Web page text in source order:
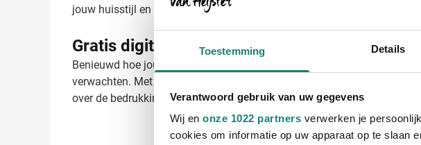
Toestemming Details
Verantwoord gebruik van uw gegevens
Wij en onze 1022 partners verwerken je
cookies om informatie op uw apparaat op te slaan
jouw huisstijl en een professionele uitstraling heeft.
Gratis digitaal voorbeeld van je bedrukte
Benieuwd hoe jouw logo er op de Sophie Muval gastendoek uitziet?
verwachten. Met de expertise van 45 jaar in relatiegeschenken
over de bedrukkingsmogelijkheden of vraag direct een offerte op maat